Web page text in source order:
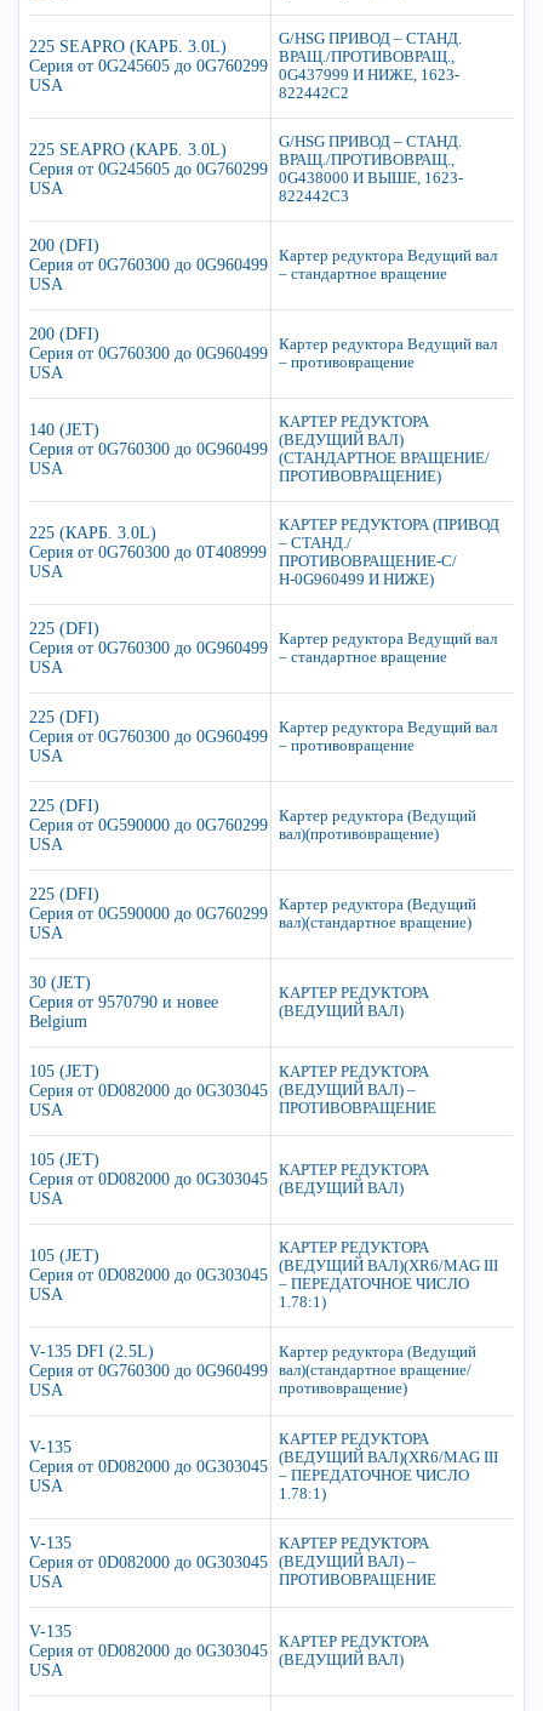
225 SEAPRO (КАРБ. 3.0L)
Серия от 0G245605 до 0G760299
USA
G/HSG ПРИВОД – СТАНД.
ВРАЩ./ПРОТИВОВРАЩ.,
0G437999 И НИЖЕ, 1623-
822442C2
225 SEAPRO (КАРБ. 3.0L)
Серия от 0G245605 до 0G760299
USA
G/HSG ПРИВОД – СТАНД.
ВРАЩ./ПРОТИВОВРАЩ.,
0G438000 И ВЫШЕ, 1623-
822442C3
200 (DFI)
Серия от 0G760300 до 0G960499
USA
Картер редуктора Ведущий вал
– стандартное вращение
200 (DFI)
Серия от 0G760300 до 0G960499
USA
Картер редуктора Ведущий вал
– противовращение
140 (JET)
Серия от 0G760300 до 0G960499
USA
КАРТЕР РЕДУКТОРА
(ВЕДУЩИЙ ВАЛ)
(СТАНДАРТНОЕ ВРАЩЕНИЕ/
ПРОТИВОВРАЩЕНИЕ)
225 (КАРБ. 3.0L)
Серия от 0G760300 до 0T408999
USA
КАРТЕР РЕДУКТОРА (ПРИВОД
– СТАНД./
ПРОТИВОВРАЩЕНИЕ-С/
Н-0G960499 И НИЖЕ)
225 (DFI)
Серия от 0G760300 до 0G960499
USA
Картер редуктора Ведущий вал
– стандартное вращение
225 (DFI)
Серия от 0G760300 до 0G960499
USA
Картер редуктора Ведущий вал
– противовращение
225 (DFI)
Серия от 0G590000 до 0G760299
USA
Картер редуктора (Ведущий
вал)(противовращение)
225 (DFI)
Серия от 0G590000 до 0G760299
USA
Картер редуктора (Ведущий
вал)(стандартное вращение)
30 (JET)
Серия от 9570790 и новее
Belgium
КАРТЕР РЕДУКТОРА
(ВЕДУЩИЙ ВАЛ)
105 (JET)
Серия от 0D082000 до 0G303045
USA
КАРТЕР РЕДУКТОРА
(ВЕДУЩИЙ ВАЛ) –
ПРОТИВОВРАЩЕНИЕ
105 (JET)
Серия от 0D082000 до 0G303045
USA
КАРТЕР РЕДУКТОРА
(ВЕДУЩИЙ ВАЛ)
105 (JET)
Серия от 0D082000 до 0G303045
USA
КАРТЕР РЕДУКТОРА
(ВЕДУЩИЙ ВАЛ)(XR6/MAG III
– ПЕРЕДАТОЧНОЕ ЧИСЛО
1.78:1)
V-135 DFI (2.5L)
Серия от 0G760300 до 0G960499
USA
Картер редуктора (Ведущий
вал)(стандартное вращение/
противовращение)
V-135
Серия от 0D082000 до 0G303045
USA
КАРТЕР РЕДУКТОРА
(ВЕДУЩИЙ ВАЛ)(XR6/MAG III
– ПЕРЕДАТОЧНОЕ ЧИСЛО
1.78:1)
V-135
Серия от 0D082000 до 0G303045
USA
КАРТЕР РЕДУКТОРА
(ВЕДУЩИЙ ВАЛ) –
ПРОТИВОВРАЩЕНИЕ
V-135
Серия от 0D082000 до 0G303045
USA
КАРТЕР РЕДУКТОРА
(ВЕДУЩИЙ ВАЛ)